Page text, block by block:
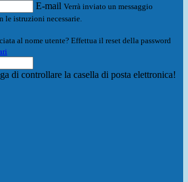
E-mail Verrà inviato un messaggio
istruzioni necessarie.
al nome utente? Effettua il reset della password
di controllare la casella di posta elettronica!